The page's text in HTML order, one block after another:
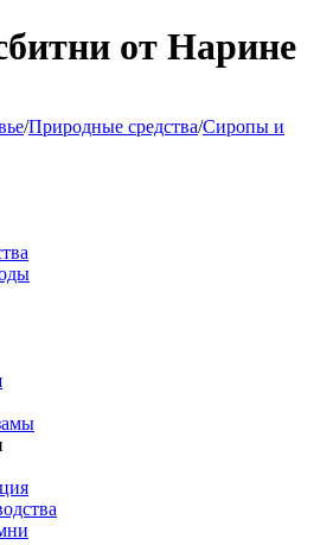
от Нарине
/Природные средства/Сиропы и